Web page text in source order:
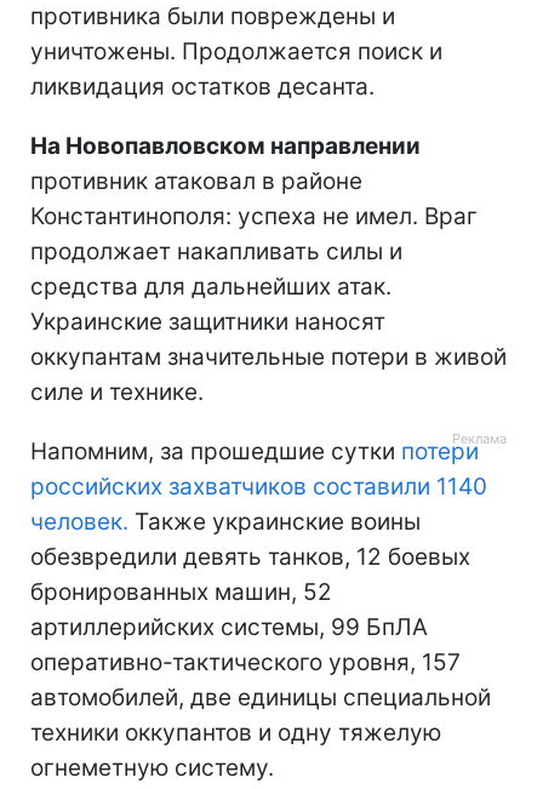
противника были повреждены и
уничтожены. Продолжается поиск и
ликвидация остатков десанта.
На Новопавловском направлении
противник атаковал в районе
Константинополя: успеха не имел. Враг
продолжает накапливать силы и
средства для дальнейших атак.
Украинские защитники наносят
оккупантам значительные потери в живой
силе и технике.
Напомним, за прошедшие сутки потери
российских захватчиков составили 1140
человек. Также украинские воины
обезвредили девять танков, 12 боевых
бронированных машин, 52
артиллерийских системы, 99 БпЛА
оперативно-тактического уровня, 157
автомобилей, две единицы специальной
техники оккупантов и одну тяжелую
огнеметную систему.